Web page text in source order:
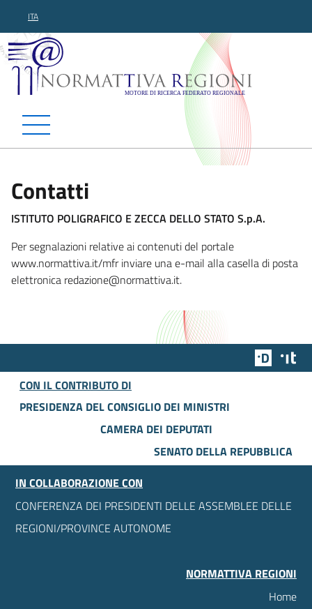
ITA
Normattiva Regioni -
Contatti
ISTITUTO POLIGRAFICO E ZECCA DELLO STATO S.p.A.
Per segnalazioni relative ai contenuti del portale
www.normattiva.it/mfr inviare una e-mail alla casella di posta
elettronica redazione@normattiva.it.
Team
CON IL CONTRIBUTO DI
PRESIDENZA DEL CONSIGLIO DEI MINISTRI
CAMERA DEI DEPUTATI
SENATO DELLA REPUBBLICA
IN COLLABORAZIONE CON
CONFERENZA DEI PRESIDENTI DELLE ASSEMBLEE DELLE
REGIONI/PROVINCE AUTONOME
NORMATTIVA REGIONI
Home